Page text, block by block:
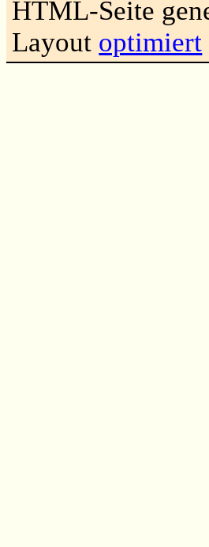
HTML-Seite
Layout optimiert